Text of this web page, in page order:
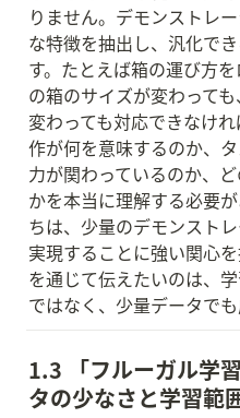
りません。デモンストレ
な特徴を抽出し、汎化で
す。たとえば箱の運び方
の箱のサイズが変わって
変わっても対応できなけ
作が何を意味するのか、
力が関わっているのか、
かを本当に理解する必要
ちは、少量のデモンスト
実現することに強い関心
を通じて伝えたいのは、
ではなく、少量データで
1.3 「フルーガル学
タの少なさと学習範